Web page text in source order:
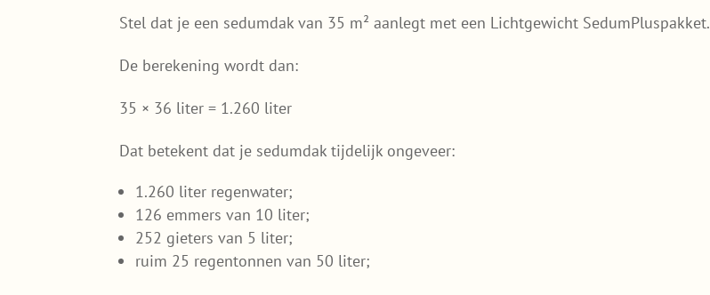
Stel dat je een sedumdak van 35 m² aanlegt met een Lichtgewicht SedumPluspakket.
De berekening wordt dan:
35 × 36 liter = 1.260 liter
Dat betekent dat je sedumdak tijdelijk ongeveer:
1.260 liter regenwater;
126 emmers van 10 liter;
252 gieters van 5 liter;
ruim 25 regentonnen van 50 liter;